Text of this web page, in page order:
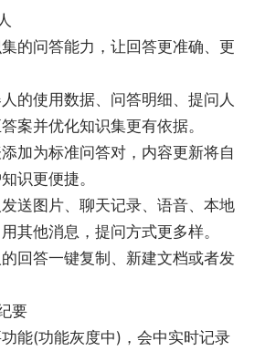
问答能力，让回答更准确、更
使用数据、问答明细、提问人
案并优化知识集更有依据。
为标准问答对，内容更新将自
识更便捷。
图片、聊天记录、语音、本地
其他消息，提问方式更多样。
答一键复制、新建文档或者发
要
(功能灰度中)，会中实时记录